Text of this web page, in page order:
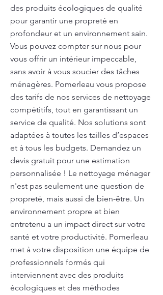
des produits écologiques de qualité
pour garantir une propreté en
profondeur et un environnement sain.
Vous pouvez compter sur nous pour
vous offrir un intérieur impeccable,
sans avoir à vous soucier des tâches
ménagères. Pomerleau vous propose
des tarifs de nos services de nettoyage
compétitifs, tout en garantissant un
service de qualité. Nos solutions sont
adaptées à toutes les tailles d’espaces
et à tous les budgets. Demandez un
devis gratuit pour une estimation
personnalisée ! Le nettoyage ménager
n'est pas seulement une question de
propreté, mais aussi de bien-être. Un
environnement propre et bien
entretenu a un impact direct sur votre
santé et votre productivité. Pomerleau
met à votre disposition une équipe de
professionnels formés qui
interviennent avec des produits
écologiques et des méthodes